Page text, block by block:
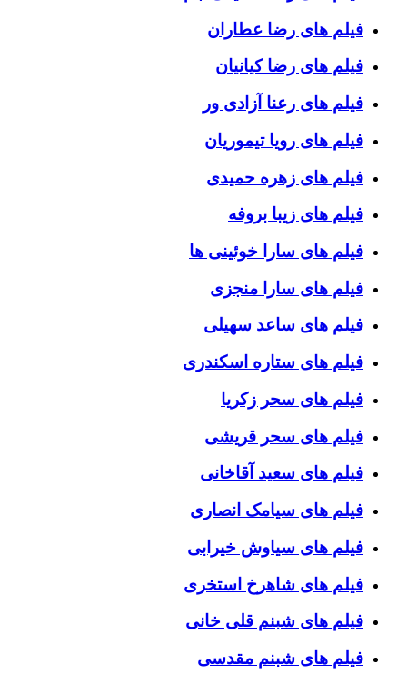
فیلم های رضا عطاران
فیلم های رضا کیانیان
فیلم های رعنا آزادی ور
فیلم های رویا تیموریان
فیلم های زهره حمیدی
فیلم های زیبا بروفه
فیلم های سارا خوئینی ها
فیلم های سارا منجزی
فیلم های ساعد سهیلی
فیلم های ستاره اسکندری
فیلم های سحر زکریا
فیلم های سحر قریشی
فیلم های سعید آقاخانی
فیلم های سیامک انصاری
فیلم های سیاوش خیرابی
فیلم های شاهرخ استخری
فیلم های شبنم قلی خانی
فیلم های شبنم مقدسی